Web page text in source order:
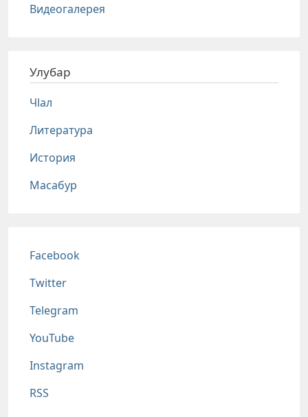
Видеогалерея
Улубар
Чlал
Литература
История
Масабур
Соц сети
Facebook
Twitter
Telegram
YouTube
Instagram
RSS